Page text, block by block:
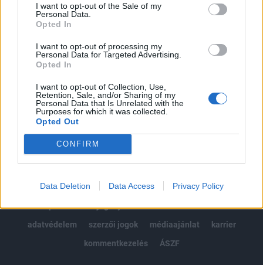
I want to opt-out of the Sale of my
Personal Data.
Opted In
I want to opt-out of processing my
Personal Data for Targeted Advertising.
Opted In
I want to opt-out of Collection, Use,
Retention, Sale, and/or Sharing of my
Personal Data that Is Unrelated with the
Purposes for which it was collected.
Opted Out
CONFIRM
Data Deletion Data Access Privacy Policy
Kötéslisták: BÉT elmúlt 2 év napon belüli
kötéslistái
Előfizetés
MÁR ELŐFIZETŐNK VAGY?BEJELENTKEZÉS
© 2026 Portfolio
impresszum
jogi nyilatkozat
süti beállítások
adatvédelem
szerzői jogok médiaajánlat
karrier
kommentkezelés
ÁSZF